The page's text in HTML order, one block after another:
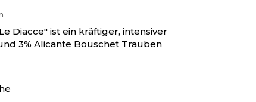
Diacce" ist ein kräftiger, intensiver
3% Alicante Bouschet Trauben